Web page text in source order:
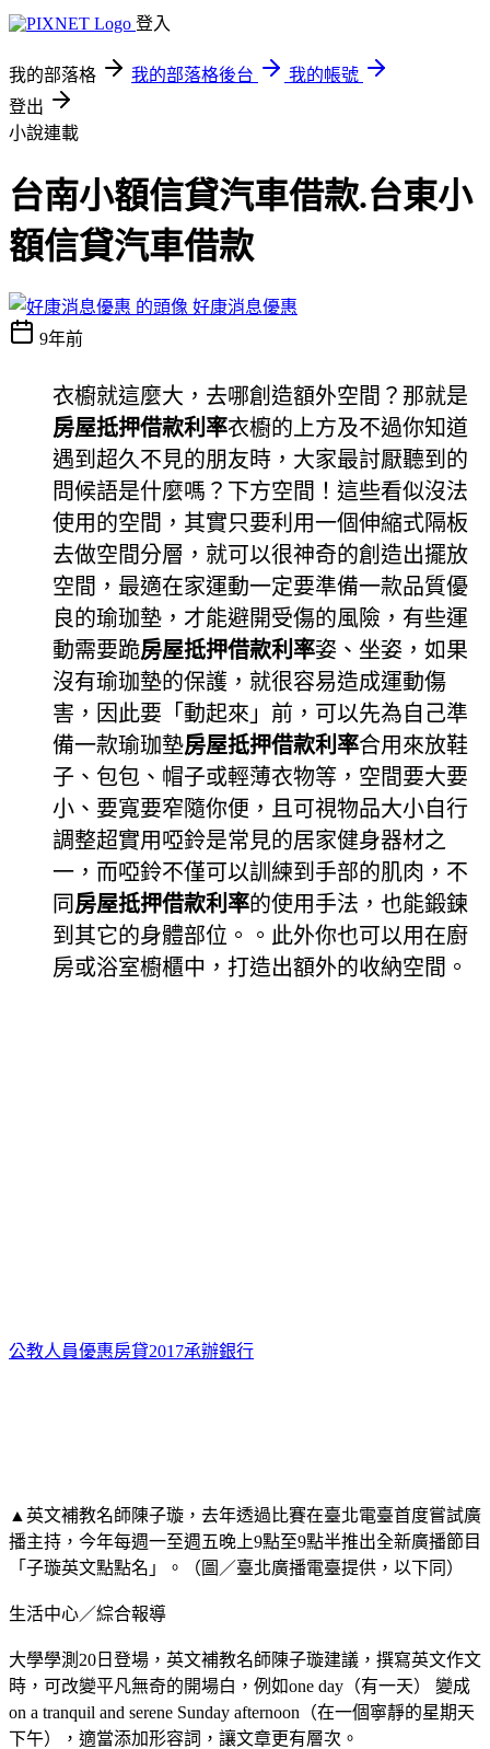
登入
我的部落格 我的部落格後台
我的帳號
登出
小說連載
台南小額信貸汽車借款.台東小
額信貸汽車借款
好康消息優惠
9年前
衣櫥就這麼大，去哪創造額外空間？那就是
房屋抵押借款利率衣櫥的上方及不過你知道
遇到超久不見的朋友時，大家最討厭聽到的
問候語是什麼嗎？下方空間！這些看似沒法
使用的空間，其實只要利用一個伸縮式隔板
去做空間分層，就可以很神奇的創造出擺放
空間，最適在家運動一定要準備一款品質優
良的瑜珈墊，才能避開受傷的風險，有些運
動需要跪房屋抵押借款利率姿、坐姿，如果
沒有瑜珈墊的保護，就很容易造成運動傷
害，因此要「動起來」前，可以先為自己準
備一款瑜珈墊房屋抵押借款利率合用來放鞋
子、包包、帽子或輕薄衣物等，空間要大要
小、要寬要窄隨你便，且可視物品大小自行
調整超實用啞鈴是常見的居家健身器材之
一，而啞鈴不僅可以訓練到手部的肌肉，不
同 房屋抵押借款利率的使用手法，也能鍛鍊
到其它的身體部位。。此外你也可以用在廚
房或浴室櫥櫃中，打造出額外的收納空間。
公教人員優惠房貸2017承辦銀行
▲英文補教名師陳子璇，去年透過比賽在臺北電臺首度嘗試廣
播主持，今年每週一至週五晚上9點至9點半推出全新廣播節目
「子璇英文點點名」。（圖／臺北廣播電臺提供，以下同）
生活中心／綜合報導
大學學測20日登場，英文補教名師陳子璇建議，撰寫英文作文
時，可改變平凡無奇的開場白，例如one day（有一天） 變成
on a tranquil and serene Sunday afternoon（在一個寧靜的星期天
下午），適當添加形容詞，讓文章更有層次。